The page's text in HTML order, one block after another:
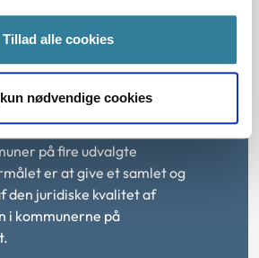
Tillad alle cookies
nødvendige cookies
om udmøntning af reserven
og arbejdsmarkedsområdet
Ankestyrelsen sager fra
på fire udvalgte
er at give et samlet og
den juridiske kvalitet af
i kommunerne på